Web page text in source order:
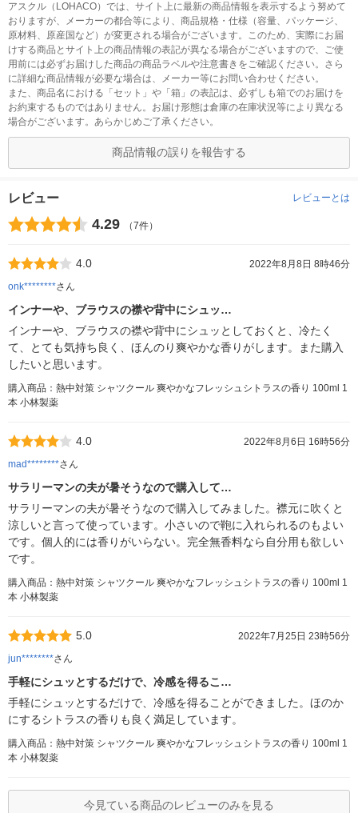
アスクル（LOHACO）では、サイト上に最新の商品情報を表示するよう努めて
おりますが、メーカーの都合等により、商品規格・仕様（容量、パッケージ、
原材料、原産国など）が変更される場合がございます。このため、実際にお届
けする商品とサイト上の商品情報の表記が異なる場合がございますので、ご使
用前には必ずお届けした商品の商品ラベルや注意書きをご確認ください。さら
に詳細な商品情報が必要な場合は、メーカー等にお問い合わせください。
また、商品名における「セット」や「箱」の表記は、必ずしも箱でのお届けを
お約束するものではありません。お届け形態は倉庫の在庫状況等により異なる
場合がございます。あらかじめご了承ください。
商品情報の誤りを報告する
レビュー レビューとは
4.29 （7件）
4.0
2022年8月8日 8時46分
onk********さん
インナーや、ブラウスの襟や背中にシュッ…
インナーや、ブラウスの襟や背中にシュッとしておくと、冷たく
て、とても気持ち良く、ほんのり爽やかな香りがします。また購入
したいと思います。
購入商品：熱中対策 シャツクール 爽やかなフレッシュシトラスの香り 100ml 1
本 小林製薬
4.0
2022年8月6日 16時56分
mad********さん
サラリーマンの夫が暑そうなので購入して…
サラリーマンの夫が暑そうなので購入してみました。襟元に吹くと
涼しいと言って使っています。小さいので鞄に入れられるのもよい
です。個人的には香りがいらない。完全無香料なら自分用も欲しい
です。
購入商品：熱中対策 シャツクール 爽やかなフレッシュシトラスの香り 100ml 1
本 小林製薬
5.0
2022年7月25日 23時56分
jun********さん
手軽にシュッとするだけで、冷感を得るこ…
手軽にシュッとするだけで、冷感を得ることができました。ほのか
にするシトラスの香りも良く満足しています。
購入商品：熱中対策 シャツクール 爽やかなフレッシュシトラスの香り 100ml 1
本 小林製薬
今見ている商品のレビューのみを見る